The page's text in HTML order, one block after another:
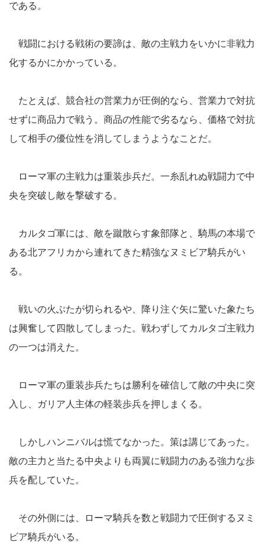
である。
戦闘における戦術の要諦は、敵の主戦力をいかに非戦力
化するかにかかっている。
たとえば、競合社の営業力が圧倒的なら、営業力で対抗
せずに商品力で戦う。商品の性能で劣るなら、価格で対抗
して相手の優位性を消してしまうようなことだ。
ローマ軍の主戦力は重装歩兵だ。一糸乱れぬ戦闘力で中
央を突破し敵を撃破する。
カルタゴ軍には、敵を蹴散らす象部隊と、騎馬の本場で
ある北アフリカから連れてきた精強なヌミビア騎兵がい
る。
戦いの火ぶたが切られるや、降り注ぐ矢に驚いた象たち
は興奮して四散してしまった。戦わずしてカルタゴ主戦力
の一つは消えた。
ローマ軍の重装歩兵たちは勝利を確信して敵の中央に突
入し、ガリア人主体の軽装歩兵を押しまくる。
しかしハンニバルは慌てなかった。策は講じてあった。
敵の主力と当たる中央よりも両翼に戦闘力のある強力な歩
兵を配していた。
その外側には、ローマ騎兵を数と戦闘力で圧倒するヌミ
ビア騎兵がいる。